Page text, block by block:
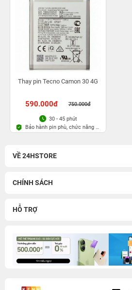
Thay pin Tecno Camon 30 4G
590.000đ 750.000đ
30 - 45 phút
Bảo hành pin phù, chức năng 6
tháng
VỀ 24HSTORE
CHÍNH SÁCH
HỖ TRỢ